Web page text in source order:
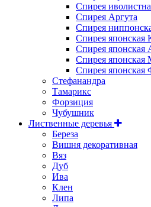
Спирея
Спирея Аргута
Спирея
Спирея японская
Спирея японская
Спирея японская
Спирея японская
Стефанандра
Тамарикс
Форзиция
Чубушник
Лиственные деревья
Береза
Вишня декоративная
Вяз
Дуб
Ива
Клен
Липа